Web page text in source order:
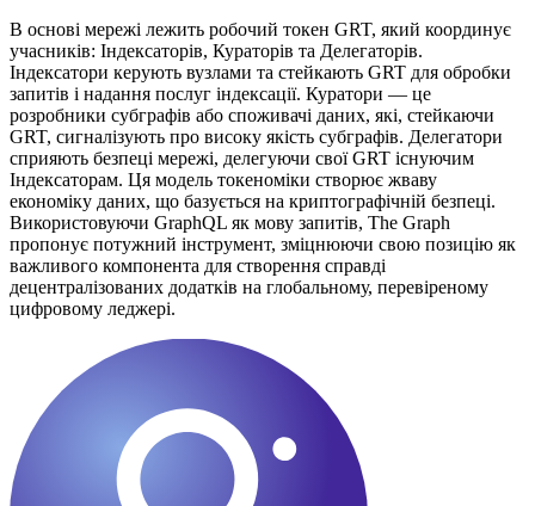
В основі мережі лежить робочий токен GRT, який координує
учасників: Індексаторів, Кураторів та Делегаторів.
Індексатори керують вузлами та стейкають GRT для обробки
запитів і надання послуг індексації. Куратори — це
розробники субграфів або споживачі даних, які, стейкаючи
GRT, сигналізують про високу якість субграфів. Делегатори
сприяють безпеці мережі, делегуючи свої GRT існуючим
Індексаторам. Ця модель токеноміки створює жваву
економіку даних, що базується на криптографічній безпеці.
Використовуючи GraphQL як мову запитів, The Graph
пропонує потужний інструмент, зміцнюючи свою позицію як
важливого компонента для створення справді
децентралізованих додатків на глобальному, перевіреному
цифровому леджері.